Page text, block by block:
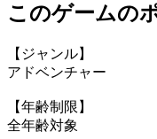
このゲームの
【ジャンル】
アドベンチャー
【年齢制限】
全年齢対象